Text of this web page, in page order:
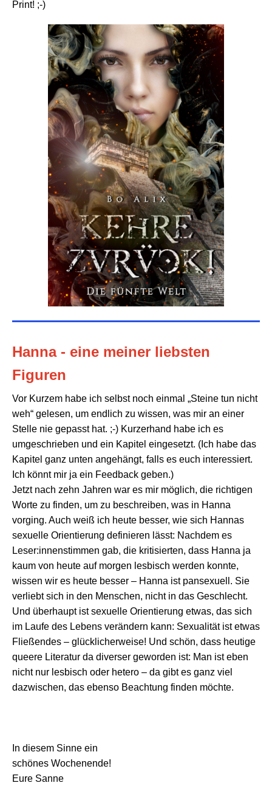
Print! ;-)
Hanna - eine meiner liebsten
Figuren
Vor Kurzem habe ich selbst noch einmal „Steine tun nicht
weh“ gelesen, um endlich zu wissen, was mir an einer
Stelle nie gepasst hat. ;-) Kurzerhand habe ich es
umgeschrieben und ein Kapitel eingesetzt. (Ich habe das
Kapitel ganz unten angehängt, falls es euch interessiert.
Ich könnt mir ja ein Feedback geben.)
Jetzt nach zehn Jahren war es mir möglich, die richtigen
Worte zu finden, um zu beschreiben, was in Hanna
vorging. Auch weiß ich heute besser, wie sich Hannas
sexuelle Orientierung definieren lässt: Nachdem es
Leser:innenstimmen gab, die kritisierten, dass Hanna ja
kaum von heute auf morgen lesbisch werden konnte,
wissen wir es heute besser – Hanna ist pansexuell. Sie
verliebt sich in den Menschen, nicht in das Geschlecht.
Und überhaupt ist sexuelle Orientierung etwas, das sich
im Laufe des Lebens verändern kann: Sexualität ist etwas
Fließendes – glücklicherweise! Und schön, dass heutige
queere Literatur da diverser geworden ist: Man ist eben
nicht nur lesbisch oder hetero – da gibt es ganz viel
dazwischen, das ebenso Beachtung finden möchte.
In diesem Sinne ein
schönes Wochenende!
Eure Sanne